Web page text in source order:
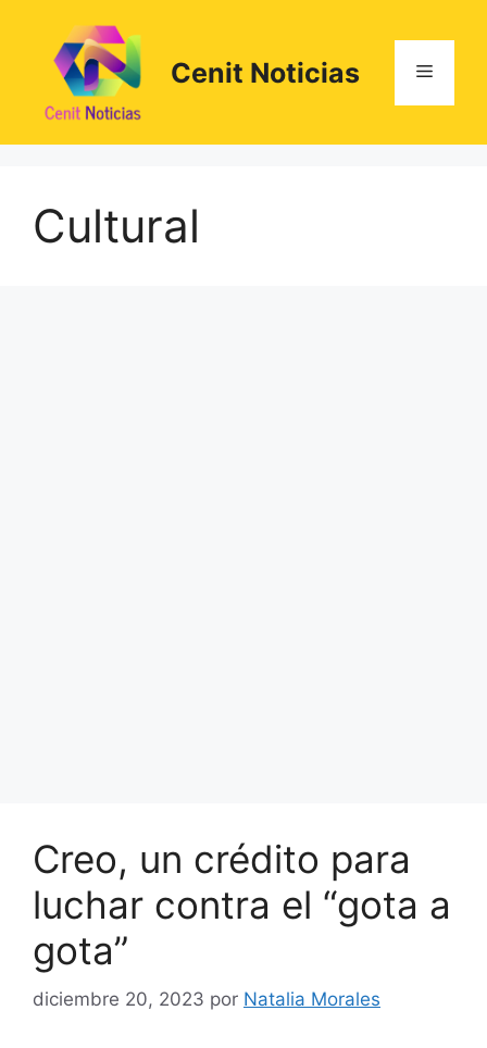
contenido
Cenit Noticias Menú
Cultural
Creo, un crédito para
luchar contra el “gota a
gota”
diciembre 20, 2023 por Natalia Morales